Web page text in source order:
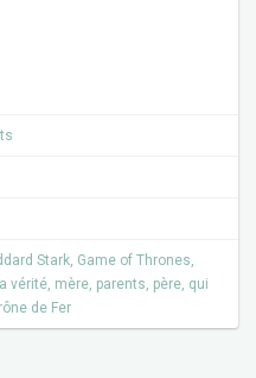
Stark, Game of Thrones,
vérité, mère, parents, père, qui
de Fer